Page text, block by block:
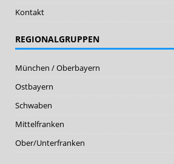
Kontakt
REGIONALGRUPPEN
München / Oberbayern
Ostbayern
Schwaben
Mittelfranken
Ober/Unterfranken